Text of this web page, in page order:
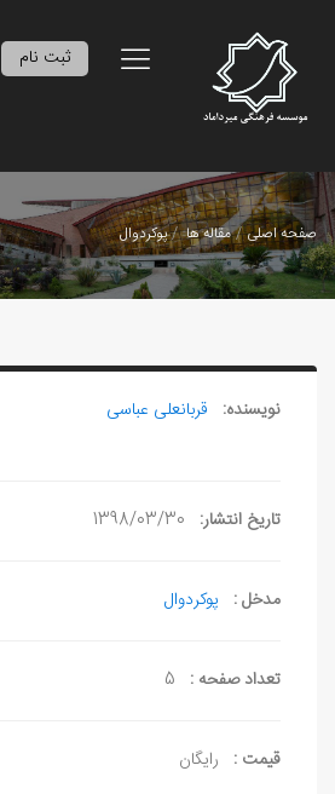
ثبت نام
صفحه اصلی مقاله ها پوکردوال
نویسنده: قربانعلی عباسی
تاریخ انتشار: 1398/03/30
مدخل : پوکردوال
تعداد صفحه : 5
قیمت : رایگان